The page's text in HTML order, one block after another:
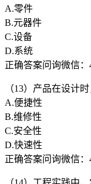
A.零件
B.元器件
C.设备
D.系统
正确答案问询微信：
（13）产品在设计
A.便捷性
B.维修性
C.安全性
D.快速性
正确答案问询微信：